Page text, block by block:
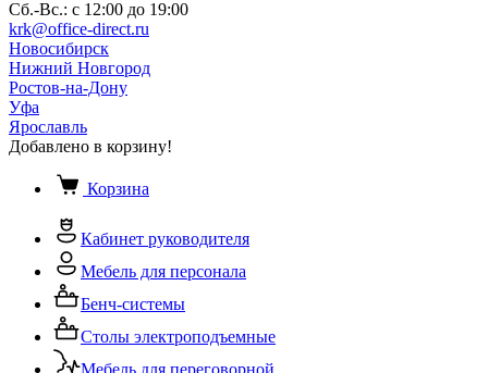
Сб.-Вс.: с 12:00 до 19:00
krk@office-direct.ru
Новосибирск
Нижний Новгород
Ростов-на-Дону
Уфа
Ярославль
Добавлено в корзину!
Корзина
Кабинет руководителя
Мебель для персонала
Бенч-системы
Столы электроподъемные
Мебель для переговорной